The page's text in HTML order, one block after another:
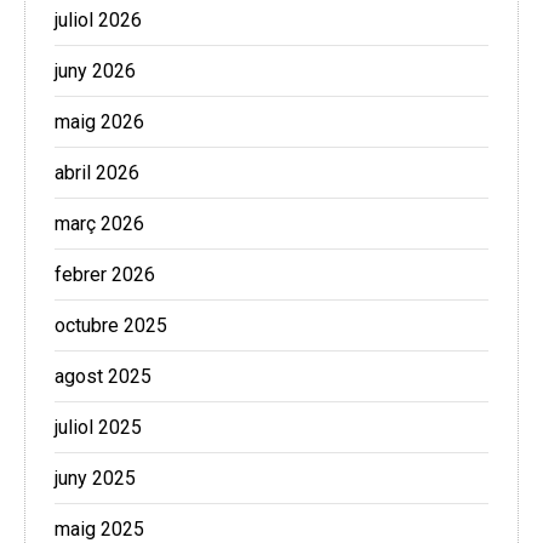
juliol 2026
juny 2026
maig 2026
abril 2026
març 2026
febrer 2026
octubre 2025
agost 2025
juliol 2025
juny 2025
maig 2025